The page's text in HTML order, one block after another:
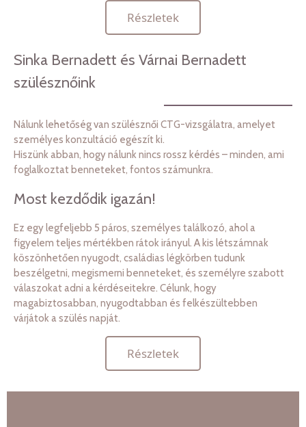
Részletek
Sinka Bernadett és Várnai Bernadett
szülésznőink
Nálunk lehetőség van szülésznői CTG-vizsgálatra, amelyet
személyes konzultáció egészít ki.
Hiszünk abban, hogy nálunk nincs rossz kérdés – minden, ami
foglalkoztat benneteket, fontos számunkra.
Most kezdődik igazán!
Ez egy legfeljebb 5 páros, személyes találkozó, ahol a
figyelem teljes mértékben rátok irányul. A kis létszámnak
köszönhetően nyugodt, családias légkörben tudunk
beszélgetni, megismerni benneteket, és személyre szabott
válaszokat adni a kérdéseitekre. Célunk, hogy
magabiztosabban, nyugodtabban és felkészültebben
várjátok a szülés napját.
Részletek